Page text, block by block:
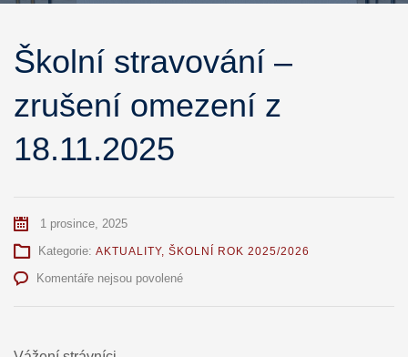
Školní stravování –
zrušení omezení z
18.11.2025
1 prosince, 2025
Kategorie: AKTUALITY, ŠKOLNÍ ROK 2025/2026
Komentáře nejsou povolenéu